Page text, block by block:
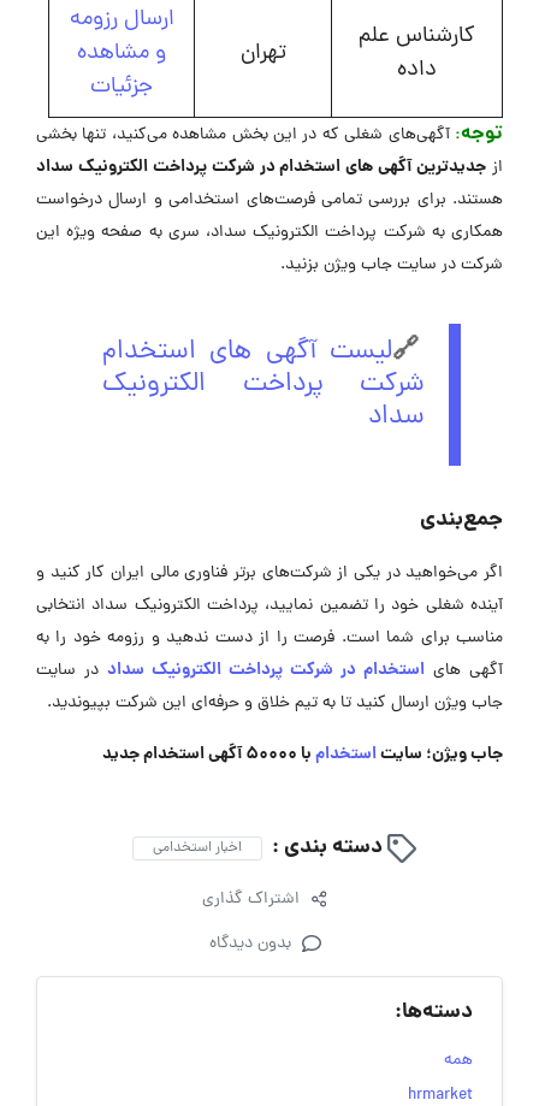
کارشناس علم
داده
تهران
ارسال رزومه
و مشاهده
جزئیات
توجه: آگهی‌های شغلی که در این بخش مشاهده می‌کنید، تنها بخشی
از جدیدترین آگهی های استخدام در شرکت پرداخت الکترونیک سداد
هستند. برای بررسی تمامی فرصت‌های استخدامی و ارسال درخواست
همکاری به شرکت پرداخت الکترونیک سداد، سری به صفحه ویژه این
شرکت در ‌سایت جاب ویژن بزنید.
🔗لیست آگهی های استخدام
شرکت پرداخت الکترونیک
سداد
جمع‌بندی
اگر می‌خواهید در یکی از شرکت‌های برتر فناوری مالی ایران کار کنید و
آینده شغلی خود را تضمین نمایید، پرداخت الکترونیک سداد انتخابی
مناسب برای شما است. فرصت را از دست ندهید و رزومه خود را به
آگهی ‌های استخدام در شرکت پرداخت الکترونیک سداد در سایت
جاب ویژن ارسال کنید تا به تیم خلاق و حرفه‌ای این شرکت بپیوندید.
جاب ویژن؛ سایتاستخدامبا 50000 آگهی استخدام جدید
دسته بندی : اخبار استخدامی
اشتراک گذاری
بدون دیدگاه
دسته‌ها:
همه
hrmarket